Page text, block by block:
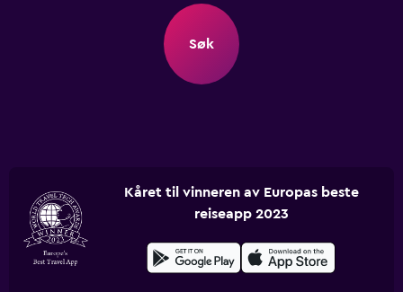
Søk
Kåret til vinneren av Europas beste
reiseapp 2023